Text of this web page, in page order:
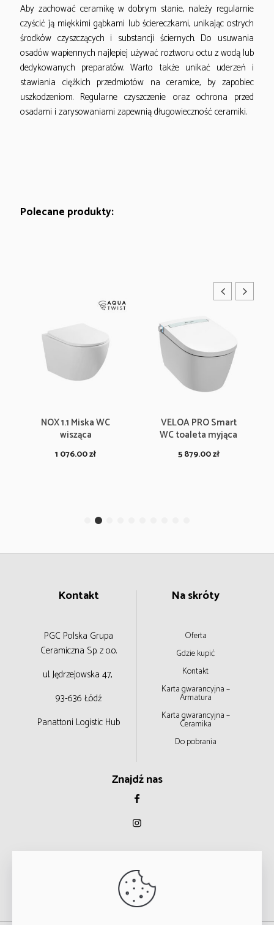
Aby zachować ceramikę w dobrym stanie, należy regularnie
czyścić ją miękkimi gąbkami lub ściereczkami, unikając ostrych
środków czyszczących i substancji ściernych. Do usuwania
osadów wapiennych najlepiej używać roztworu octu z wodą lub
dedykowanych preparatów. Warto także unikać uderzeń i
stawiania ciężkich przedmiotów na ceramice, by zapobiec
uszkodzeniom. Regularne czyszczenie oraz ochrona przed
osadami i zarysowaniami zapewnią długowieczność ceramiki.
Polecane produkty:
NOX 1.1 Miska WC
wisząca
1 076.00zł
VELOA PRO Smart
WC toaleta myjąca
5 879.00zł
Kontakt
PGC Polska Grupa
Ceramiczna Sp. z o.o.
ul. Jędrzejowska 47,
93-636 Łódź
Panattoni Logistic Hub
Na skróty
Oferta
Gdzie kupić
Kontakt
Karta gwarancyjna –
Armatura
Karta gwarancyjna –
Ceramika
Do pobrania
Znajdź nas